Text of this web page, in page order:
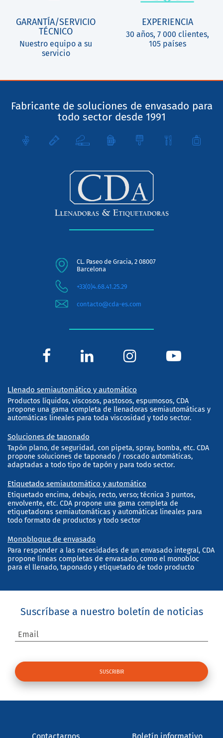
GARANTÍA/SERVICIO
TÉCNICO
Nuestro equipo a su
servicio
EXPERIENCIA
30 años, 7 000 clientes,
105 países
Fabricante de soluciones de envasado para
todo sector desde 1991
CL. Paseo de Gracia, 2 08007
Barcelona
+33(0)4.68.41.25.29
contacto@cda-es.com
Llenado semiautomático y automático
Productos líquidos, viscosos, pastosos, espumosos, CDA
propone una gama completa de llenadoras semiautomáticas y
automáticas lineales para toda viscosidad y todo sector.
Soluciones de taponado
Tapón plano, de seguridad, con pipeta, spray, bomba, etc. CDA
propone soluciones de taponado / roscado automáticas,
adaptadas a todo tipo de tapón y para todo sector.
Etiquetado semiautomático y automático
Etiquetado encima, debajo, recto, verso; técnica 3 puntos,
envolvente, etc. CDA propone una gama completa de
etiquetadoras semiautomáticas y automáticas lineales para
todo formato de productos y todo sector
Monobloque de envasado
Para responder a las necesidades de un envasado integral, CDA
propone líneas completas de envasado, como el monobloc
para el llenado, taponado y etiquetado de todo producto
Suscríbase a nuestro boletín de noticias
Email